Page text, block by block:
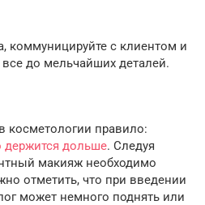
коммуницируйте с клиентом и
все до мельчайших деталей.
косметологии правило:
держится дольше. Следуя
макияж необходимо
отметить, что при введении
может немного поднять или